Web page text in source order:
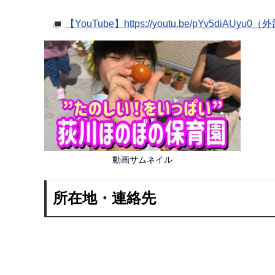
【YouTube】https://youtu.be/pYv5diAUyu0（外
動画サムネイル
所在地・連絡先